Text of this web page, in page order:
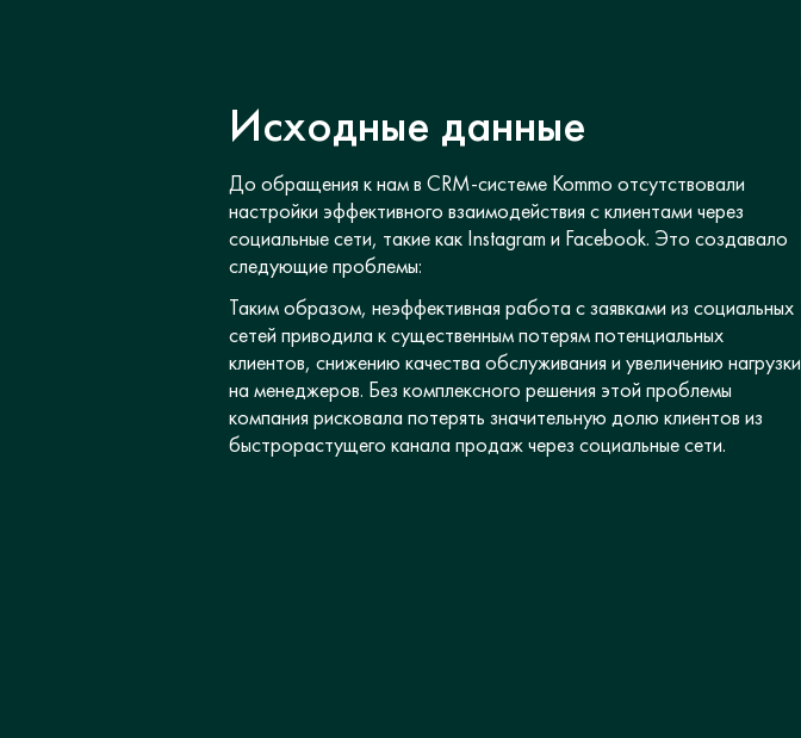
Исходные данные
До обращения к нам в CRM-системе Kommo отсутствовали
настройки эффективного взаимодействия с клиентами через
социальные сети, такие как Instagram и Facebook. Это создавало
следующие проблемы:
Таким образом, неэффективная работа с заявками из социальных
сетей приводила к существенным потерям потенциальных
клиентов, снижению качества обслуживания и увеличению нагрузки
на менеджеров. Без комплексного решения этой проблемы
компания рисковала потерять значительную долю клиентов из
быстрорастущего канала продаж через социальные сети.